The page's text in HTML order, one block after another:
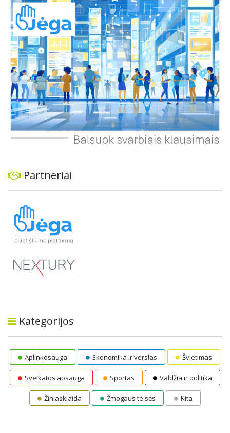
dviratininkams. Gyventojai ragina atlikti techninę,
ekonominę ir transporto analizę, organizuoti viešas
konsultacijas ir integruoti projektą į ilgalaikius miesto
planus, siekiant užtikrinti transporto sistemos patikimumą
ir prisitaikymą prie sparčiai augančio miesto poreikių.
Partneriai
Kategorijos
Aplinkosauga Ekonomika ir verslas Švietimas
Sveikatos apsauga Sportas Valdžia ir politika
Žiniasklaida Žmogaus teisės Kita